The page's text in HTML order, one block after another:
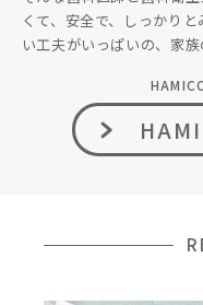
くて、安全で、しっかり
い工夫がいっぱいの、家